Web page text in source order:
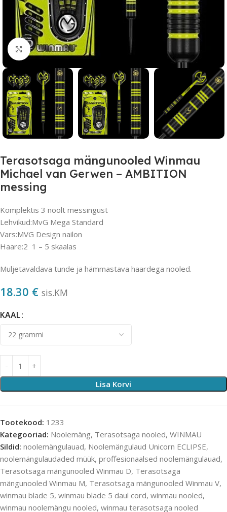
Suurendamiseks klõpsake
Terasotsaga mängunooled Winmau
Michael van Gerwen – AMBITION
messing
Komplektis 3 noolt messingust
Lehvikud:MvG Mega Standard
Vars:MVG Design nailon
Haare:2 1 – 5 skaalas
Muljetavaldava tunde ja hämmastava haardega nooled.
18.30 € sis.KM
KAAL
Lisa Korvi
Tootekood: 1233
Kategooriad: Noolemäng, Terasotsaga nooled, WINMAU
Sildid: noolemängulauad, Noolemängulaud Unicorn ECLIPSE,
noolemängulaudaded müük, proffesionaalsed noolemängulauad,
Terasotsaga mängunooled Winmau D, Terasotsaga
mängunooled Winmau M, Terasotsaga mängunooled Winmau V,
winmau blade 5, winmau blade 5 daul cord, winmau nooled,
winmau noolemängu nooled, winmau terasotsaga nooled